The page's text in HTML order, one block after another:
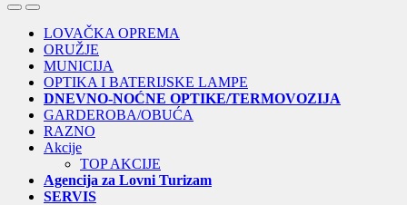
OpenClose
LOVAČKA OPREMA
ORUŽJE
MUNICIJA
OPTIKA I BATERIJSKE LAMPE
DNEVNO-NOĆNE OPTIKE/TERMOVOZIJA
GARDEROBA/OBUĆA
RAZNO
Akcije
TOP AKCIJE
Agencija za Lovni Turizam
SERVIS